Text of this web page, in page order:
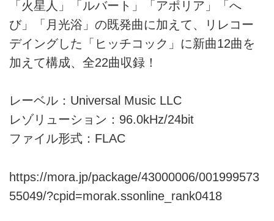
「火星人」「ルバート」「アポリア」「へ
び」「月光浴」の既発曲に加えて、リレコー
デイングした「ヒッチコック」に新曲12曲を
加えて構成、全22曲収録！
レーベル：Universal Music LLC
レゾリューション：96.0kHz/24bit
ファイル形式：FLAC
https://mora.jp/package/43000006/001999573
55049/?cpid=morak.ssonline_rank0418